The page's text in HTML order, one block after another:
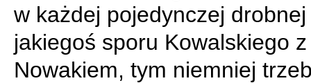
w każdej pojedynczej
jakiegoś sporu Kowalskiego z
Nowakiem, tym niemniej